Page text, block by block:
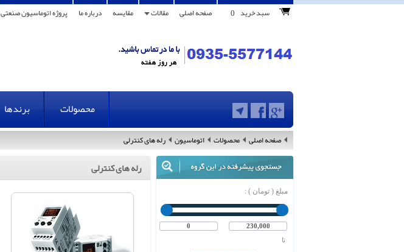
سبد خرید 0 صفحه اصلی مقالات مقایسه درباره ما پروژه اتوماسیون صنعتی
محصولات برندها
صفحه اصلی محصولات اتوماسیون رله های کنترلی
مبلغ ( تومان ) :
تا
رله های کنترلی